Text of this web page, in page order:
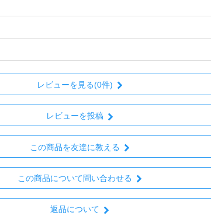
レビューを見る(0件)
レビューを投稿
この商品を友達に教える
この商品について問い合わせる
返品について